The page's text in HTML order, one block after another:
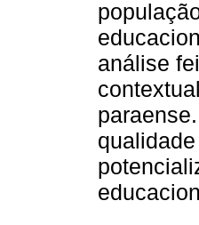
análise